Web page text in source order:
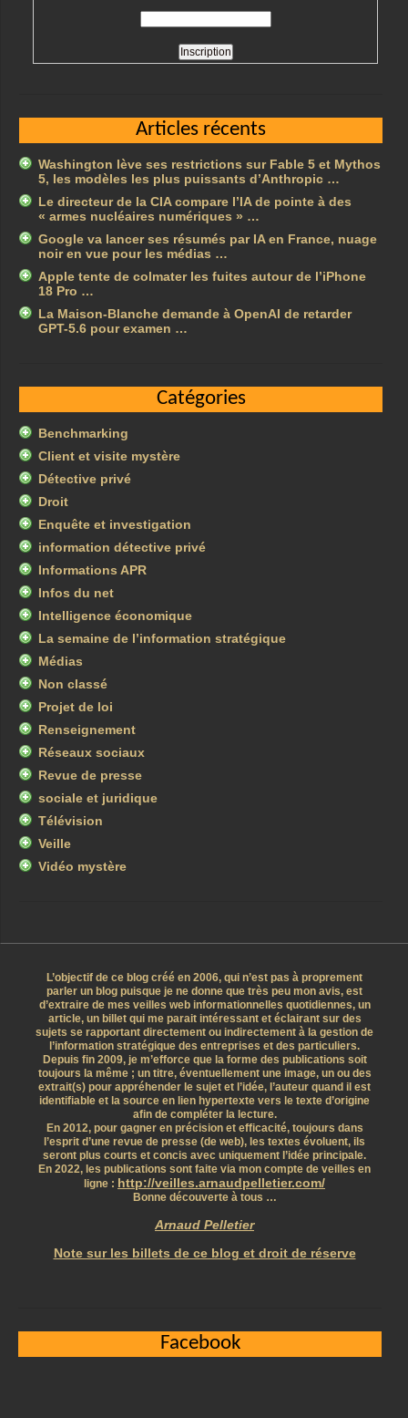
Articles récents
Washington lève ses restrictions sur Fable 5 et Mythos
5, les modèles les plus puissants d’Anthropic …
Le directeur de la CIA compare l’IA de pointe à des
« armes nucléaires numériques » …
Google va lancer ses résumés par IA en France, nuage
noir en vue pour les médias …
Apple tente de colmater les fuites autour de l’iPhone
18 Pro …
La Maison-Blanche demande à OpenAI de retarder
GPT-5.6 pour examen …
Catégories
Benchmarking
Client et visite mystère
Détective privé
Droit
Enquête et investigation
information détective privé
Informations APR
Infos du net
Intelligence économique
La semaine de l’information stratégique
Médias
Non classé
Projet de loi
Renseignement
Réseaux sociaux
Revue de presse
sociale et juridique
Télévision
Veille
Vidéo mystère
L’objectif de ce blog créé en 2006, qui n’est pas à proprement
parler un blog puisque je ne donne que très peu mon avis, est
d’extraire de mes veilles web informationnelles quotidiennes, un
article, un billet qui me parait intéressant et éclairant sur des
sujets se rapportant directement ou indirectement à la gestion de
l’information stratégique des entreprises et des particuliers.
Depuis fin 2009, je m’efforce que la forme des publications soit
toujours la même ; un titre, éventuellement une image, un ou des
extrait(s) pour appréhender le sujet et l’idée, l’auteur quand il est
identifiable et la source en lien hypertexte vers le texte d’origine
afin de compléter la lecture.
En 2012, pour gagner en précision et efficacité, toujours dans
l’esprit d’une revue de presse (de web), les textes évoluent, ils
seront plus courts et concis avec uniquement l’idée principale.
En 2022, les publications sont faite via mon compte de veilles en
ligne : http://veilles.arnaudpelletier.com/
Bonne découverte à tous …
Arnaud Pelletier
Note sur les billets de ce blog et droit de réserve
Facebook